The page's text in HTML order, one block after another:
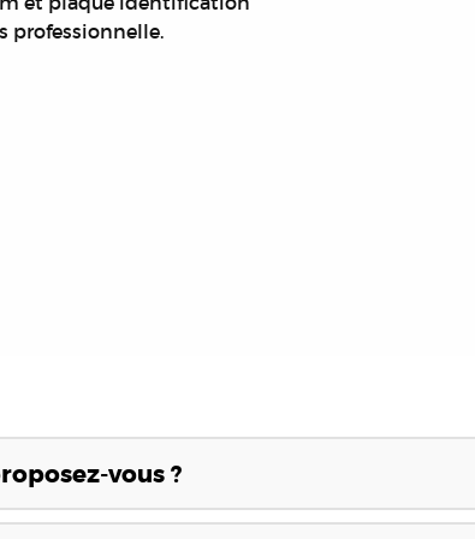
professionnelle.
vous ?
en granit, adaptés à différents budgets et